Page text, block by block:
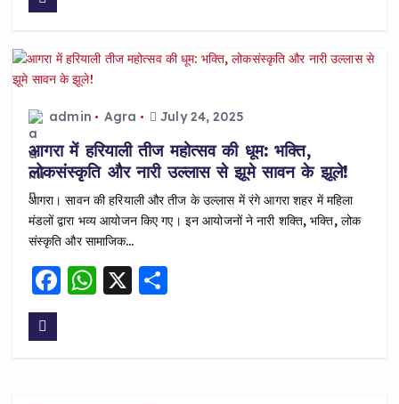
b
o
o
k
A
p
admin Agra July 24, 2025
आगरा में हरियाली तीज महोत्सव की धूम: भक्ति,
लोकसंस्कृति और नारी उल्लास से झूमे सावन के झूले!
आगरा। सावन की हरियाली और तीज के उल्लास में रंगे आगरा शहर में महिला
मंडलों द्वारा भव्य आयोजन किए गए। इन आयोजनों ने नारी शक्ति, भक्ति, लोक
संस्कृति और सामाजिक…
F WX S